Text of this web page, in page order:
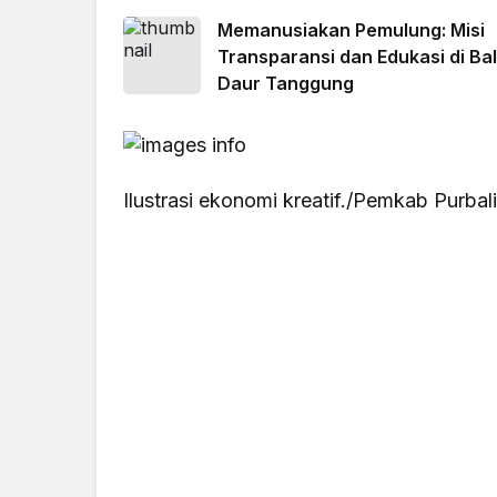
Memanusiakan Pemulung: Misi
Transparansi dan Edukasi di
Daur Tanggung
Ilustrasi ekonomi kreatif./Pemkab